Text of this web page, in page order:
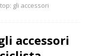
gli accessori
accessori